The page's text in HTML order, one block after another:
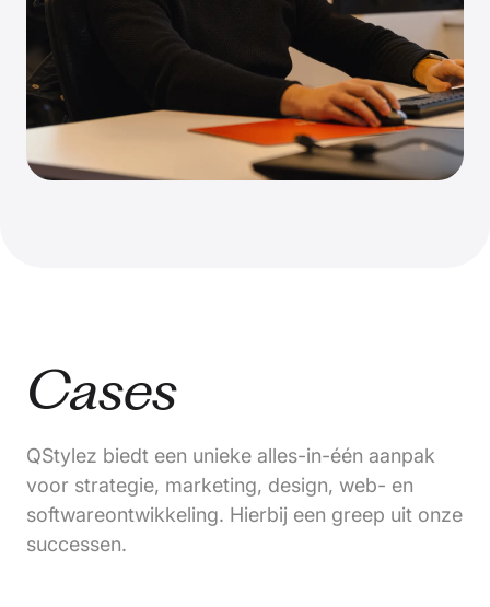
Cases
QStylez biedt een unieke alles-in-één aanpak
voor strategie, marketing, design, web- en
softwareontwikkeling. Hierbij een greep uit onze
successen.